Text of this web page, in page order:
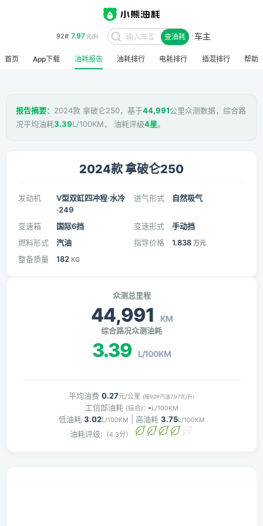
95# 8.48 元/升 查油耗 车主
首页 App下载 油耗报告 油耗排行 电耗排行 插混排行 帮助
报告摘要： 2024款 拿破仑250，基于44,991公里众测数据，综合路
况平均油耗3.39L/100KM， 油耗评级4星。
2024款 拿破仑250
发动机
V型双缸四冲程·水冷
·249
进气形式 自然吸气
变速箱 国际6挡 变速形式
手动挡
燃料形式
汽油 指导价格 1.838 万元
整备质量 182 KG
众测总里程
44,991 KM
综合路况众测油耗
3.39 L/100KM
平均油费 0.27元/公里 (按92#汽油7.97元/升)
工信部油耗 (综合): -L/100KM
低油耗 3.02L/100KM | 高油耗 3.75L/100KM
油耗评级: （4.3分）